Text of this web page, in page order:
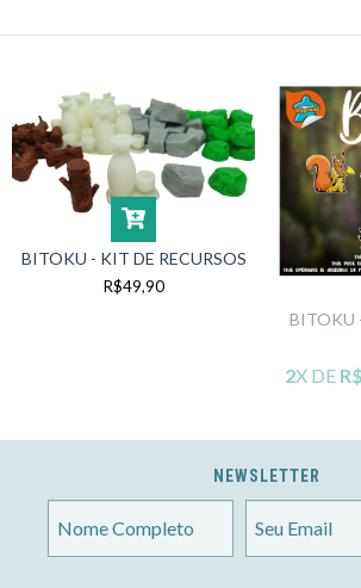
BITOKU - KIT DE RECURSOS
R$49,90
BITOKU
2X DE
NEWSLETTER